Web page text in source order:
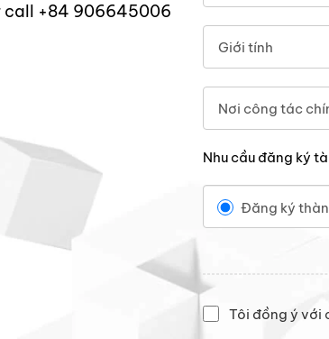
call +84 906645006
Nhu cầu đăng ký
Đăng ký
Tôi đồng ý với